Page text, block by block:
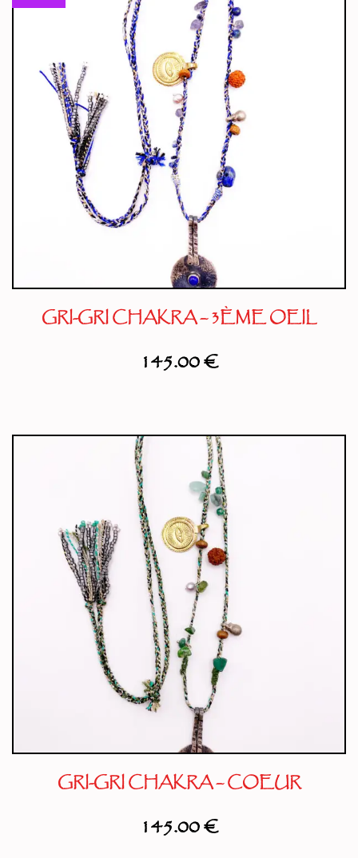
GRI-GRI CHAKRA – 3ÈME OEIL
145.00€
GRI-GRI CHAKRA – COEUR
145.00€